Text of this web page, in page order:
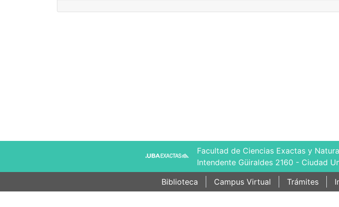
Facultad de Ciencias Exactas y
Intendente Güiraldes 2160 - Ciudad
Biblioteca
Campus Virtual Trámites